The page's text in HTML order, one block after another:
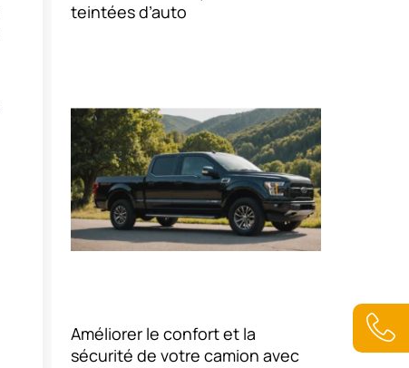
teintées d’auto
Améliorer le confort et la
sécurité de votre camion avec